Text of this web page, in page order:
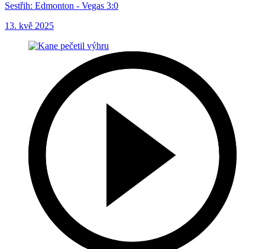
Sestřih: Edmonton - Vegas 3:0
13. kvě 2025